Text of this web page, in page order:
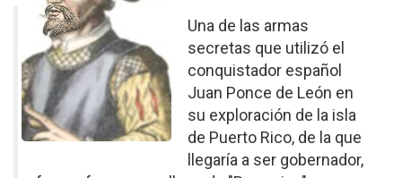
Una de las armas
secretas que utilizó el
conquistador español
Juan Ponce de León en
su exploración de la isla
de Puerto Rico, de la que
llegaría a ser gobernador,